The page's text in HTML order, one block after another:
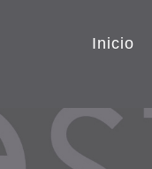
Inicio